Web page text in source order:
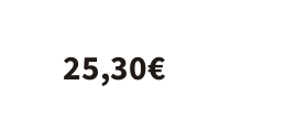
25,30€